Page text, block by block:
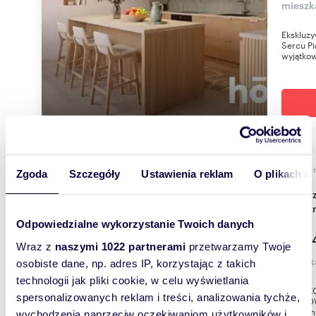
Zgoda Szczegóły Ustawienia reklam O plikach
Odpowiedzialne wykorzystanie Twoich danych
Wraz z naszymi 1022 partnerami przetwarzamy Twoje
osobiste dane, np. adres IP, korzystając z takich
technologii jak pliki cookie, w celu wyświetlania
spersonalizowanych reklam i treści, analizowania tychże,
Sercu
WYRÓŻNIONE 70,61
Do sprzedania nowoczesny 3-pokojowy
861